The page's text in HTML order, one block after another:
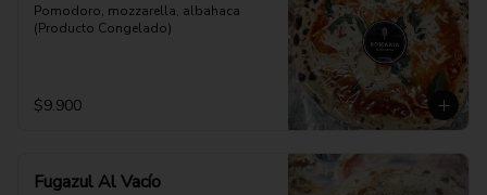
Pomodoro, mozzarella, albahaca
(Producto Congelado)
$9.900
Fugazul Al Vacío